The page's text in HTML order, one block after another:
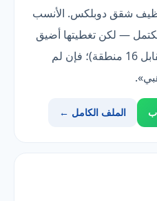
شقق دوبلكس. الأنسب
— لكن تغطيتها أضيق
من الأوسع في القائمة (8 مقابل 16 منطقة)؛ فإن لم
الملف الكامل ←